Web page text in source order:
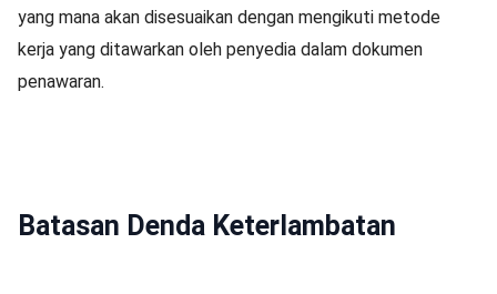
yang mana akan disesuaikan dengan mengikuti metode
kerja yang ditawarkan oleh penyedia dalam dokumen
penawaran.
Batasan Denda Keterlambatan